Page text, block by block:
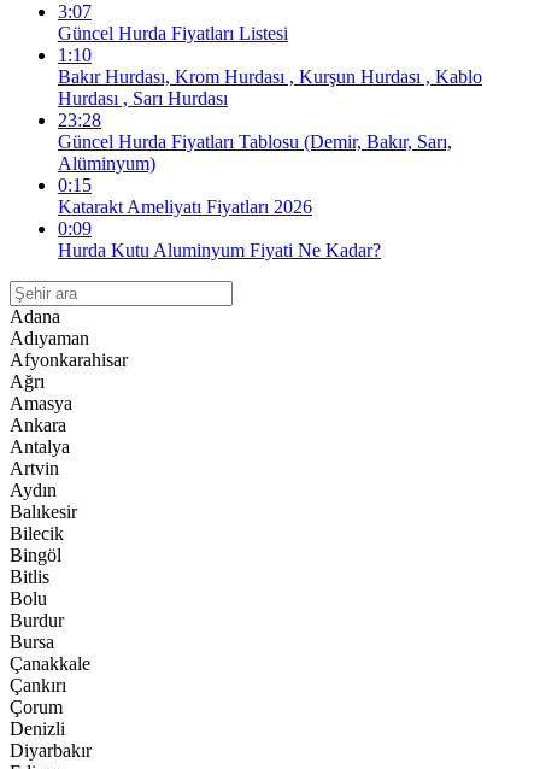
3:07
Güncel Hurda Fiyatları Listesi
1:10
Bakır Hurdası, Krom Hurdası , Kurşun Hurdası , Kablo
Hurdası , Sarı Hurdası
23:28
Güncel Hurda Fiyatları Tablosu (Demir, Bakır, Sarı,
Alüminyum)
0:15
Katarakt Ameliyatı Fiyatları 2026
0:09
Hurda Kutu Aluminyum Fiyati Ne Kadar?
Adana
Adıyaman
Afyonkarahisar
Ağrı
Amasya
Ankara
Antalya
Artvin
Aydın
Balıkesir
Bilecik
Bingöl
Bitlis
Bolu
Burdur
Bursa
Çanakkale
Çankırı
Çorum
Denizli
Diyarbakır